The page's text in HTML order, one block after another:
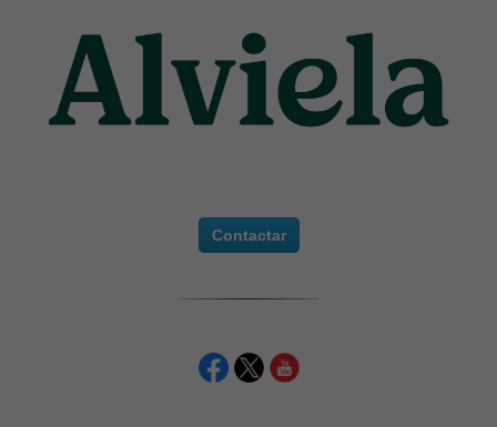
Contactar